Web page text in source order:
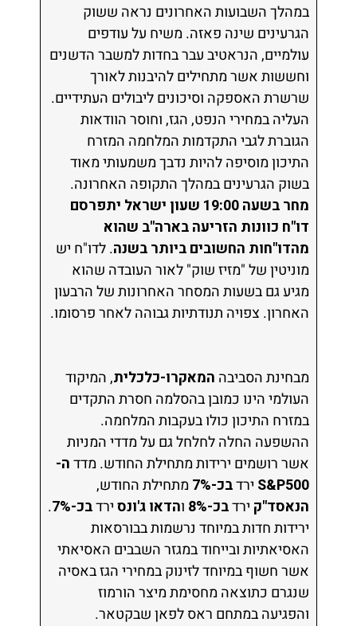
במהלך השבועות האחרונים נראה ששוק
הגרעינים שינה פאזה. משיח על עודפים
עולמיים, הנראטיב עבר בחדות למשבר הדשנים
וחששות אשר מתחילים להיבנות לאורך
שרשרת האספקה וסיכונים ליבולים העתידיים.
העליה במחירי הנפט, הגז, וחוסר הוודאות
הגוברת לגבי התקדמות המלחמה המזרח
התיכון מוסיפה להיות נדבך משמעותי מאוד
בשוק הגרעינים במהלך התקופה האחרונה.
מחר בשעה 19:00 שעון ישראל יתפרסם
דו"ח כוונות הזריעה בארה"ב שהוא
מהדו"חות החשובים ביותר בשנה. לדו"ח יש
מוניטין של "מזיז שוק" לאור העובדה שהוא
מגיע גם בשעות המסחר האחרונות של הרבעון
האחרון. צפויה תנודתיות גבוהה לאחר פרסומו.
מבחינת הסביבההמאקרו-כלכלית, המיקוד
העולמי הינו כמובן בהסלמה חסרת התקדים
במזרח התיכון כולו בעקבות המלחמה.
ההשפעה החלה לחלחל גם על מדדי המניות
אשר רושמים ירידות מתחילת החודש. מדדה-
S&P500ירדבכ-7%
מתחילת החודש,
הנאסד"קירדבכ-8% והדאו ג'ונסירדבכ-7%
.
ירידות חדות במיוחד נרשמות בבורסאות
האסיאתיות ובייחוד במגזר השבבים האסיאתי
אשר חשוף במיוחד לזינוק במחירי הגז באסיה
שנגרם כתוצאה מחסימת מיצר הורמוז
והפגיעה במתחם ראס לפאן שבקטאר.